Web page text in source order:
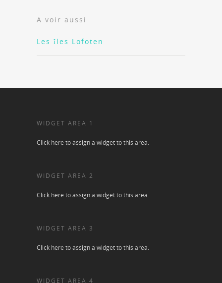
A voir aussi
Les îles Lofoten
WIDGET AREA 1
Click here to assign a widget to this area.
WIDGET AREA 2
Click here to assign a widget to this area.
WIDGET AREA 3
Click here to assign a widget to this area.
WIDGET AREA 4